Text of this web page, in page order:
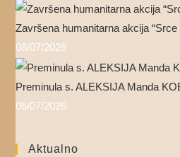
Završena humanitarna akcija
08/07/2026
Preminula s. ALEKSIJA Manda
06/07/2026
Aktualno